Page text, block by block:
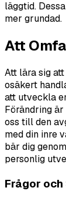
läggtid.
mer grundad.
Att
Att lära sig
osäkert
att utveckla
Förändring
oss till den
med din inre
bär dig
personlig
Frågor och